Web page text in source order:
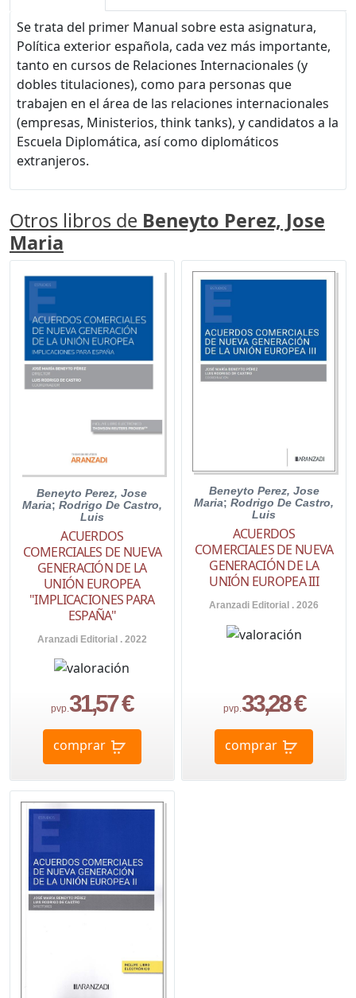
Se trata del primer Manual sobre esta asignatura,
Política exterior española, cada vez más importante,
tanto en cursos de Relaciones Internacionales (y
dobles titulaciones), como para personas que
trabajen en el área de las relaciones internacionales
(empresas, Ministerios, think tanks), y candidatos a la
Escuela Diplomática, así como diplomáticos
extranjeros.
Otros libros de Beneyto Perez, Jose
Maria
Beneyto Perez, Jose
Maria; Rodrigo De Castro,
Luis
ACUERDOS
COMERCIALES DE NUEVA
GENERACIÓN DE LA
UNIÓN EUROPEA
"IMPLICACIONES PARA
ESPAÑA"
Aranzadi Editorial . 2022
pvp.31,57 €
comprar
Beneyto Perez, Jose
Maria;Rodrigo De Castro,
Luis
ACUERDOS
COMERCIALES DE NUEVA
GENERACIÓN DE LA
UNIÓN EUROPEA III
Aranzadi Editorial . 2026
pvp.33,28 €
comprar